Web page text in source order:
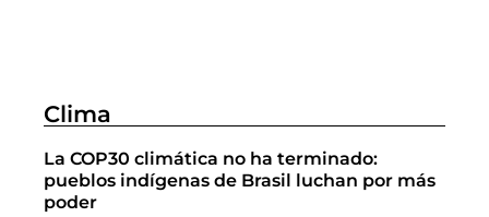
Clima
La COP30 climática no ha terminado:
pueblos indígenas de Brasil luchan por más
poder